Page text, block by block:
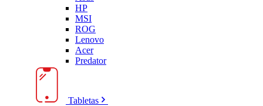
HP
MSI
ROG
Lenovo
Acer
Predator
Tabletas